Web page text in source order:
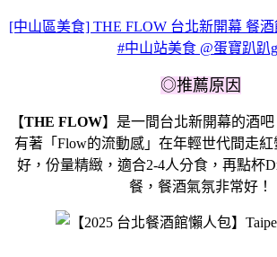
[中山區美食] THE FLOW 台北新開幕 餐
#中山站美食 @蛋寶趴趴
◎推薦原因
【THE FLOW】是一間台北新開幕的酒
有著「Flow的流動感」在年輕世代間走
好，份量精緻，適合2-4人分食，再點杯
餐，餐酒氣氛非常好！